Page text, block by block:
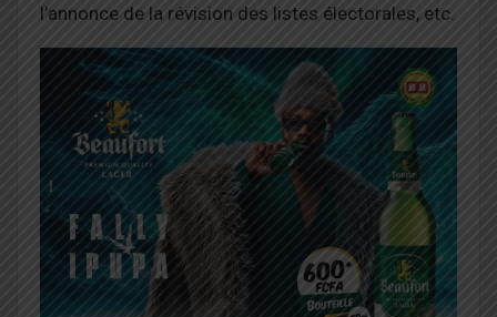
l’annonce de la révision des listes électorales, etc.